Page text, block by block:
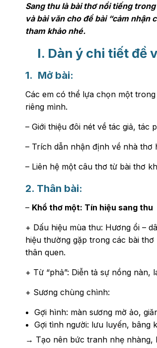
Sang thu là bài thơ nổi tiếng
và bài văn cho đề bài “cảm nhận
tham khảo nhé.
I. Dàn ý chi tiết đề
1. Mở bài:
Các em có thể lựa chọn một
riêng mình.
– Giới thiệu đôi nét về tác giả, tác
– Trích dẫn nhận định về nhà thơ
– Liên hệ một câu thơ từ bài thơ
2. Thân bài:
– Khổ thơ một: Tín hiệu sang thu
+ Dấu hiệu mùa thu: Hương ổi –
hiệu thường gặp trong các bài
thân quen.
+ Từ “phả”: Diễn tả sự nồng nàn,
+ Sương chùng chình:
Gợi hình: màn sương mờ ảo,
Gợi tình người: lưu luyến, bâng
→ Tạo nên bức tranh nhẹ nhàng,